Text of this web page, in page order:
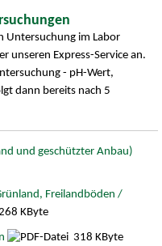
Untersuchung im Labor
unseren Express-Service an.
- pH-Wert,
dann bereits nach 5
und geschützter Anbau)
Freilandböden /
KByte
318 KByte